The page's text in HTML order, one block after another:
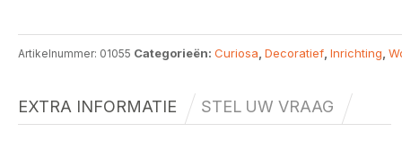
Artikelnummer: 01055 Categorieën: Curiosa, Decoratief, Inrichting,
EXTRA INFORMATIE STEL UW VRAAG